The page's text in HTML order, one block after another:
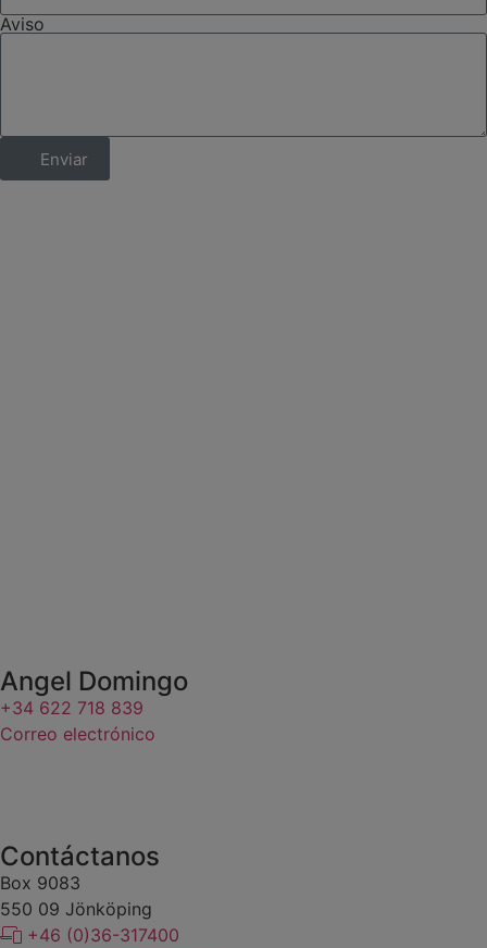
Aviso
Enviar
Angel Domingo
+34 622 718 839
Correo electrónico
Contáctanos
Box 9083
​​​​​​​550 09 Jönköping
+46 (0)36-317400